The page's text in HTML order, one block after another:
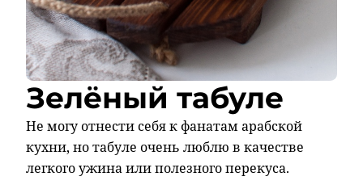
Зелёный табуле
Не могу отнести себя к фанатам арабской
кухни, но табуле очень люблю в качестве
легкого ужина или полезного перекуса.